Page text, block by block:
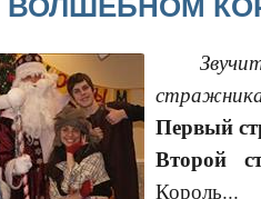
Первый
Второй
Король...